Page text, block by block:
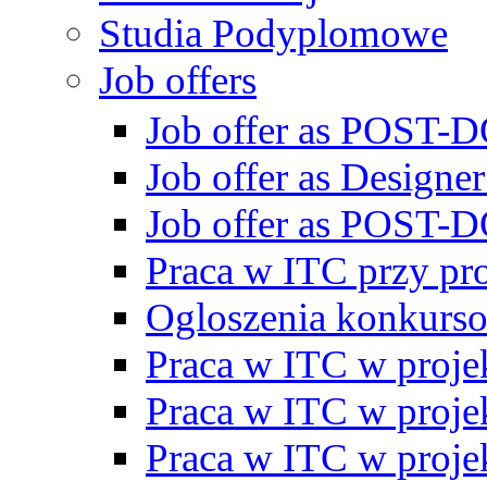
Studia Podyplomowe
Job offers
Job offer as POST-
Job offer as
Job offer as POST-
Praca w ITC przy
Ogloszenia
Praca w ITC w
Praca w ITC w
Praca w ITC w